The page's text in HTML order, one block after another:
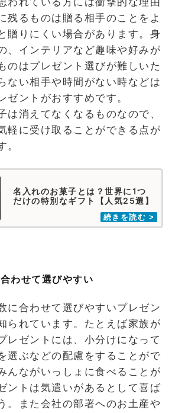
残るものは贈る相手のことをよ
贈りにくい場合があります。身
、インテリアなど趣味や好みが
のはプレゼント選びが難しいた
ない相手や時間がない時などは
ゼントがおすすめです。
は消えてなくなるものなので、
軽に受け取ることができる点が
。
名入れのお菓子とは？世界に1つ
だけの特別なギフト【人気25選】
わせて選びやすい
に合わせて選びやすいプレゼン
られています。たとえば家族が
レゼントには、小分けになって
選ぶなどの配慮をすることがで
んながいっしょに食べることが
ントは気遣いがあるとして喜ば
。また会社の部署へのお土産や